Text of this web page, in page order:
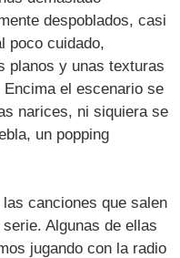
despoblados, casi
poco cuidado,
planos y unas texturas
el escenario se
narices, ni siquiera se
un popping
canciones que salen
Algunas de ellas
jugando con la radio